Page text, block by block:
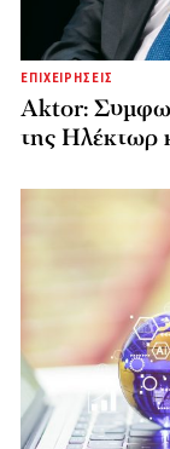
ΕΠΙΧΕΙΡΗΣΕΙΣ
Aktor:
της Ηλέκτωρ